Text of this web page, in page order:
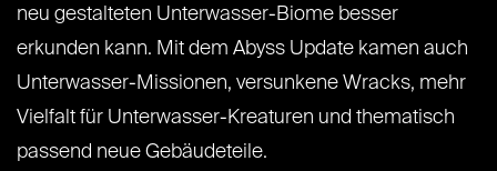
neu gestalteten Unterwasser-Biome besser
erkunden kann. Mit dem Abyss Update kamen auch
Unterwasser-Missionen, versunkene Wracks, mehr
Vielfalt für Unterwasser-Kreaturen und thematisch
passend neue Gebäudeteile.